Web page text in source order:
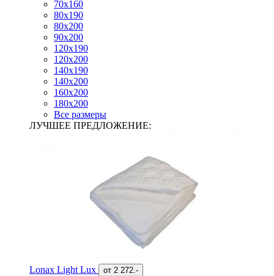
70х160
80х190
80х200
90х200
120х190
120х200
140х190
140х200
160х200
180х200
Все размеры
ЛУЧШЕЕ ПРЕДЛОЖЕНИЕ:
Lonax Light Lux от 2 272.-